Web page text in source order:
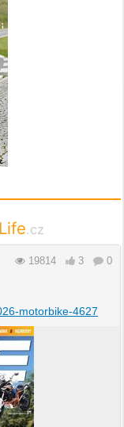
.cz
19814 3 0
motorbike-4627